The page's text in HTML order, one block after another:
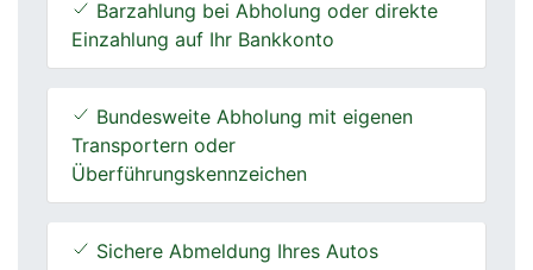
Barzahlung bei Abholung oder direkte
Einzahlung auf Ihr Bankkonto
Bundesweite Abholung mit eigenen
Transportern oder
Überführungskennzeichen
Sichere Abmeldung Ihres Autos